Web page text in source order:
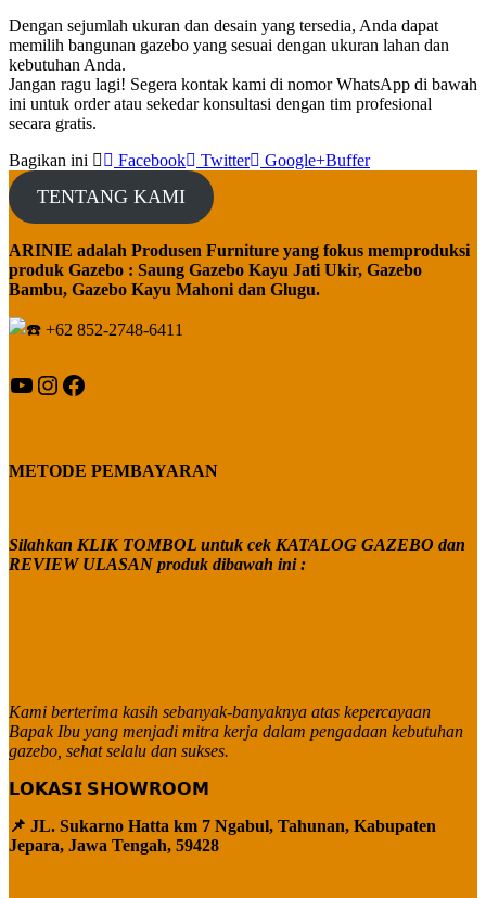
Dengan sejumlah ukuran dan desain yang tersedia, Anda dapat
memilih bangunan gazebo yang sesuai dengan ukuran lahan dan
kebutuhan Anda.
Jangan ragu lagi! Segera kontak kami di nomor WhatsApp di bawah
ini untuk order atau sekedar konsultasi dengan tim profesional
secara gratis.
Bagikan ini
Facebook Twitter Google+Buffer
TENTANG KAMI
ARINIE adalah Produsen Furniture yang fokus memproduksi
produk Gazebo : Saung Gazebo Kayu Jati Ukir, Gazebo
Bambu, Gazebo Kayu Mahoni dan Glugu.
+62 852-2748-6411
YouTube
Instagram
Facebook
METODE PEMBAYARAN
Silahkan KLIK TOMBOL untuk cek KATALOG GAZEBO dan
REVIEW ULASAN produk dibawah ini :
Kami berterima kasih sebanyak-banyaknya atas kepercayaan
Bapak Ibu yang menjadi mitra kerja dalam pengadaan kebutuhan
gazebo, sehat selalu dan sukses.
𝗟𝗢𝗞𝗔𝗦𝗜 𝗦𝗛𝗢𝗪𝗥𝗢𝗢𝗠
📌 JL. Sukarno Hatta km 7 Ngabul, Tahunan, Kabupaten
Jepara, Jawa Tengah, 59428